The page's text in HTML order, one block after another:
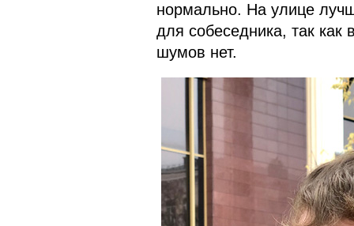
нормально. На улице
для собеседника, так как
шумов нет.